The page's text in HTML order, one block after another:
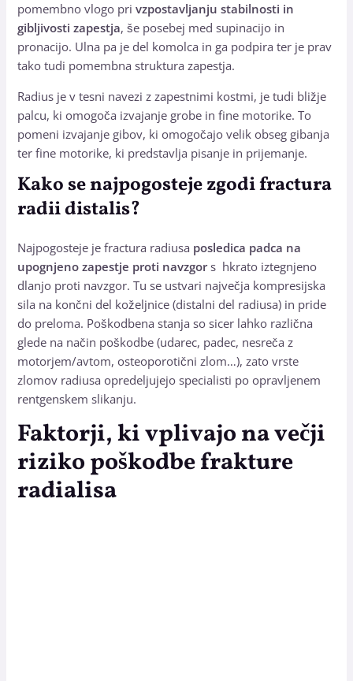
pomembno vlogo privzpostavljanju stabilnosti in
gibljivosti zapestja, še posebej med supinacijo in
pronacijo. Ulna pa je del komolca in ga podpira ter je prav
tako tudi pomembna struktura zapestja.
Radius je v tesni navezi z zapestnimi kostmi, je tudi bližje
palcu, ki omogoča izvajanje grobe in fine motorike. To
pomeni izvajanje gibov, ki omogočajo velik obseg gibanja
ter fine motorike, ki predstavlja pisanje in prijemanje.
Kako se najpogosteje zgodi fractura
radii distalis?
Najpogosteje je fractura radiusa posledica padca na
upognjeno zapestje proti navzgors hkrato iztegnjeno
dlanjo proti navzgor. Tu se ustvari največja kompresijska
sila na končni del koželjnice (distalni del radiusa) in pride
do preloma. Poškodbena stanja so sicer lahko različna
glede na način poškodbe (udarec, padec, nesreča z
motorjem/avtom, osteoporotični zlom…), zato vrste
zlomov radiusa opredeljujejo specialisti po opravljenem
rentgenskem slikanju.
Faktorji, ki vplivajo na večji
riziko poškodbe frakture
radialisa